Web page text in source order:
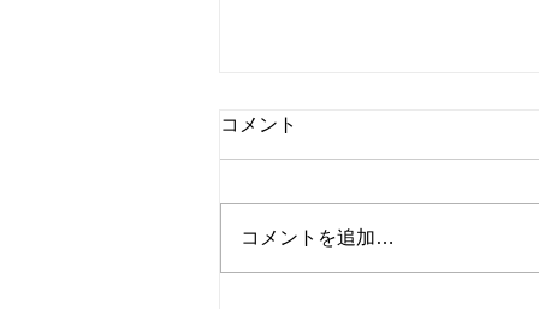
桃のチーズケーキ
コメント
コメントを追加…